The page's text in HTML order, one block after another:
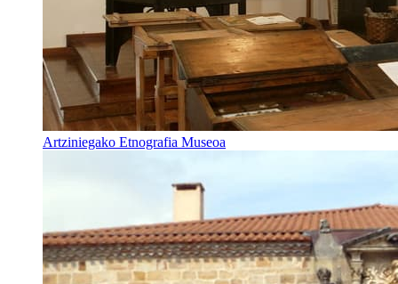
Artziniegako Etnografia Museoa